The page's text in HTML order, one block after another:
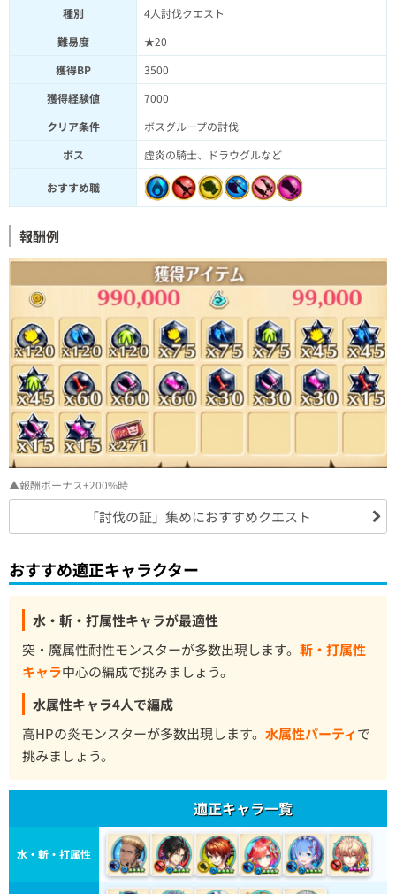
種別
4人討伐クエスト
難易度
★20
獲得BP
3500
獲得経験値
7000
クリア条件
ボスグループの討伐
ボス
虚炎の騎士、ドラウグルなど
おすすめ職
報酬例
▲報酬ボーナス+200%時
「討伐の証」集めにおすすめクエスト
おすすめ適正キャラクター
水・斬・打属性キャラが最適性
突・魔属性耐性モンスターが多数出現します。 斬・打属性
キャラ中心の編成で挑みましょう。
水属性キャラ4人で編成
高HPの炎モンスターが多数出現します。 水属性パーティで
挑みましょう。
適正キャラ一覧
水・斬・打属性